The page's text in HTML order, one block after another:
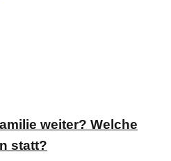
weiter? Welche
statt?